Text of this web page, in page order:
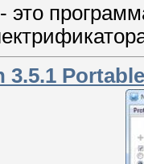
- это
3.5.1 Portable